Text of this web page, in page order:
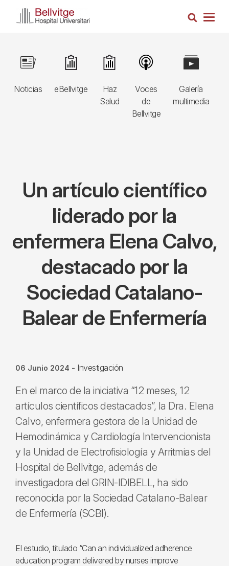
Busca
Navegació
principal
3r
Noticias
Image
eBellvitge
Image
Haz
Salud
Image
Voces
de
Bellvitge
Image
Galería
multimedia
Image
Un artículo científico
liderado por la
enfermera Elena Calvo,
destacado por la
Sociedad Catalano-
Balear de Enfermería
06 Junio 2024 - Investigación
En el marco de la iniciativa “12 meses, 12
artículos científicos destacados”, la Dra. Elena
Calvo, enfermera gestora de la Unidad de
Hemodinámica y Cardiología Intervencionista
y la Unidad de Electrofisiología y Arritmias del
Hospital de Bellvitge, además de
investigadora del GRIN-IDIBELL, ha sido
reconocida por la Sociedad Catalano-Balear
de Enfermería (SCBI).
El estudio, titulado “Can an individualized adherence
education program delivered by nurses improve